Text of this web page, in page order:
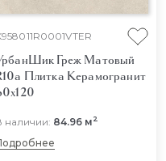
Греж Матовый
Плитка Керамогранит
наличии: 84.96 м2